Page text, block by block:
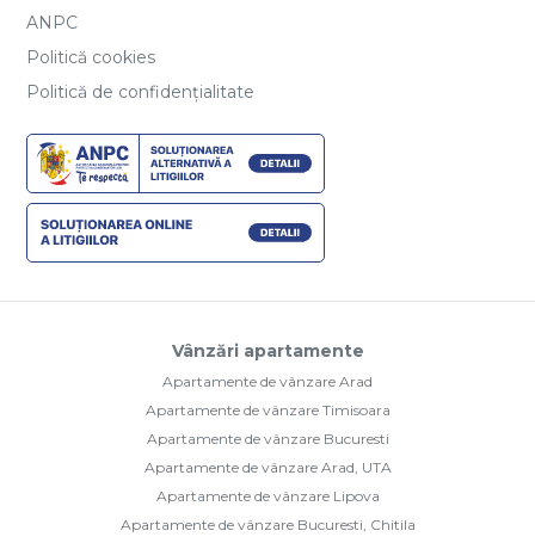
ANPC
Politică cookies
Politică de confidențialitate
Vânzări apartamente
Apartamente de vânzare Arad
Apartamente de vânzare Timisoara
Apartamente de vânzare Bucuresti
Apartamente de vânzare Arad, UTA
Apartamente de vânzare Lipova
Apartamente de vânzare Bucuresti, Chitila